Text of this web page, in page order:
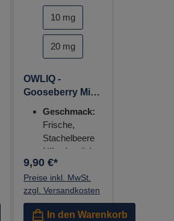
auswählen
Nikotinstärke
10 mg
20 mg
OWLIQ -
Gooseberry Mix
Geschmack:
Frische,
Stachelbeere
Nikotinstärke:
10 mg, 20mg
9,90 €*
Preise inkl. MwSt.
zzgl. Versandkosten
In den Warenkorb